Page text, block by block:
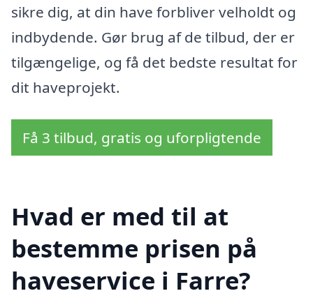
sikre dig, at din have forbliver velholdt og
indbydende. Gør brug af de tilbud, der er
tilgængelige, og få det bedste resultat for
dit haveprojekt.
Få 3 tilbud, gratis og uforpligtende
Hvad er med til at
bestemme prisen på
haveservice i Farre?